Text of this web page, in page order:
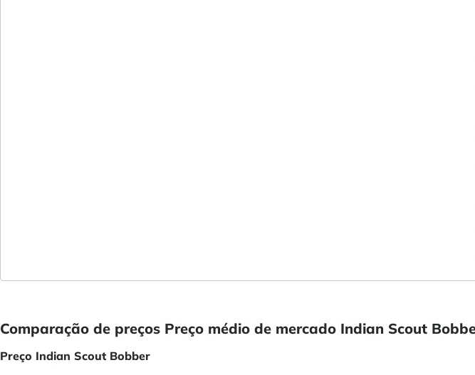
Comparação de preços Preço médio de mercado Indian Scout
Preço Indian Scout Bobber